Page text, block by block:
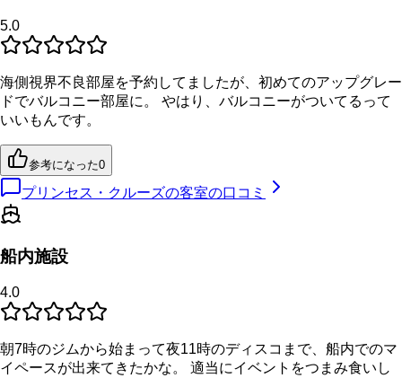
5.0
海側視界不良部屋を予約してましたが、初めてのアップグレー
ドでバルコニー部屋に。 やはり、バルコニーがついてるって
いいもんです。
参考になった0
プリンセス・クルーズの客室の口コミ
船内施設
4.0
朝7時のジムから始まって夜11時のディスコまで、船内でのマ
イペースが出来てきたかな。 適当にイベントをつまみ食いし